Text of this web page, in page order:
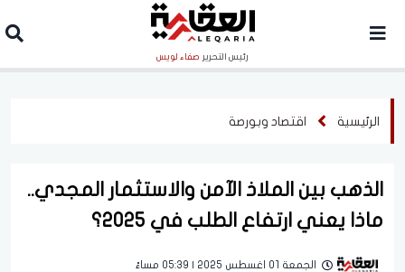
رئيس التحرير صفاء لويس
الرئيسية اقتصاد وبورصة
الذهب بين الملاذ الآمن والاستثمار المجدي..
ماذا يعني ارتفاع الطلب في 2025؟
الجمعة 01 اغسطس 2025 | 05:39 مساءً